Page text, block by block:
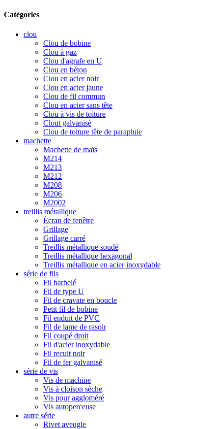
Catégories
clou
Clou de bobine
Clou à gaz
Clou d'agrafe en U
Clou en béton
Clou en acier noir
Clou en acier jaune
Clou de fil commun
Clou en acier sans tête
Clou à vis de toiture
Clout galvanisé
Clou de toiture tête de parapluie
machette
Machette de maïs
M214
M213
M212
M208
M206
M2002
treillis métallique
Écran de fenêtre
Grillage
Grillage carré
Treillis métallique soudé
Treillis métallique hexagonal
Treillis métallique en acier inoxydable
série de fils
Fil barbelé
Fil de type U
Fil de cravate en boucle
Petit fil de bobine
Fil enduit de PVC
Fil de lame de rasoir
Fil coupé droit
Fil d'acier inoxydable
Fil recuit noir
Fil de fer galvanisé
série de vis
Vis de machine
Vis à cloison sèche
Vis pour aggloméré
Vis autoperceuse
autre série
Rivet aveugle